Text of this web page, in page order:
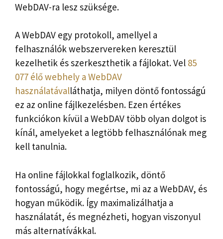
WebDAV-ra lesz szüksége.
A WebDAV egy protokoll, amellyel a
felhasználók webszervereken keresztül
kezelhetik és szerkeszthetik a fájlokat. Vel 85
077 élő webhely a WebDAV
használatávalláthatja, milyen döntő fontosságú
ez az online fájlkezelésben. Ezen értékes
funkciókon kívül a WebDAV több olyan dolgot is
kínál, amelyeket a legtöbb felhasználónak meg
kell tanulnia.
Ha online fájlokkal foglalkozik, döntő
fontosságú, hogy megértse, mi az a WebDAV, és
hogyan működik. Így maximalizálhatja a
használatát, és megnézheti, hogyan viszonyul
más alternatívákkal.